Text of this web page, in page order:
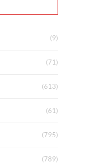
(9)
(71)
(613)
(61)
(795)
(789)